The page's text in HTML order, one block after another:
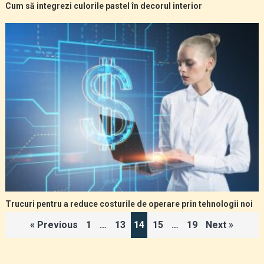
Cum să integrezi culorile pastel în decorul interior
Trucuri pentru a reduce costurile de operare prin tehnologii noi
Paginație« Previous 1 … 13 14 15 … 19 Next »